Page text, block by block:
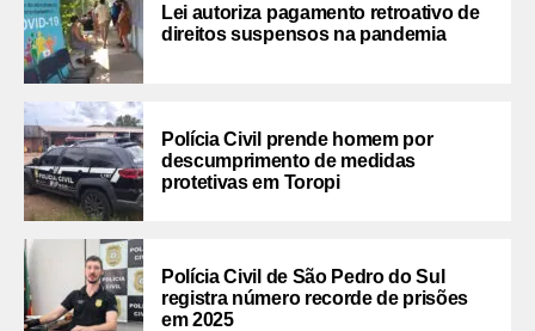
Lei autoriza pagamento retroativo de
direitos suspensos na pandemia
Polícia Civil prende homem por
descumprimento de medidas
protetivas em Toropi
Polícia Civil de São Pedro do Sul
registra número recorde de prisões
em 2025